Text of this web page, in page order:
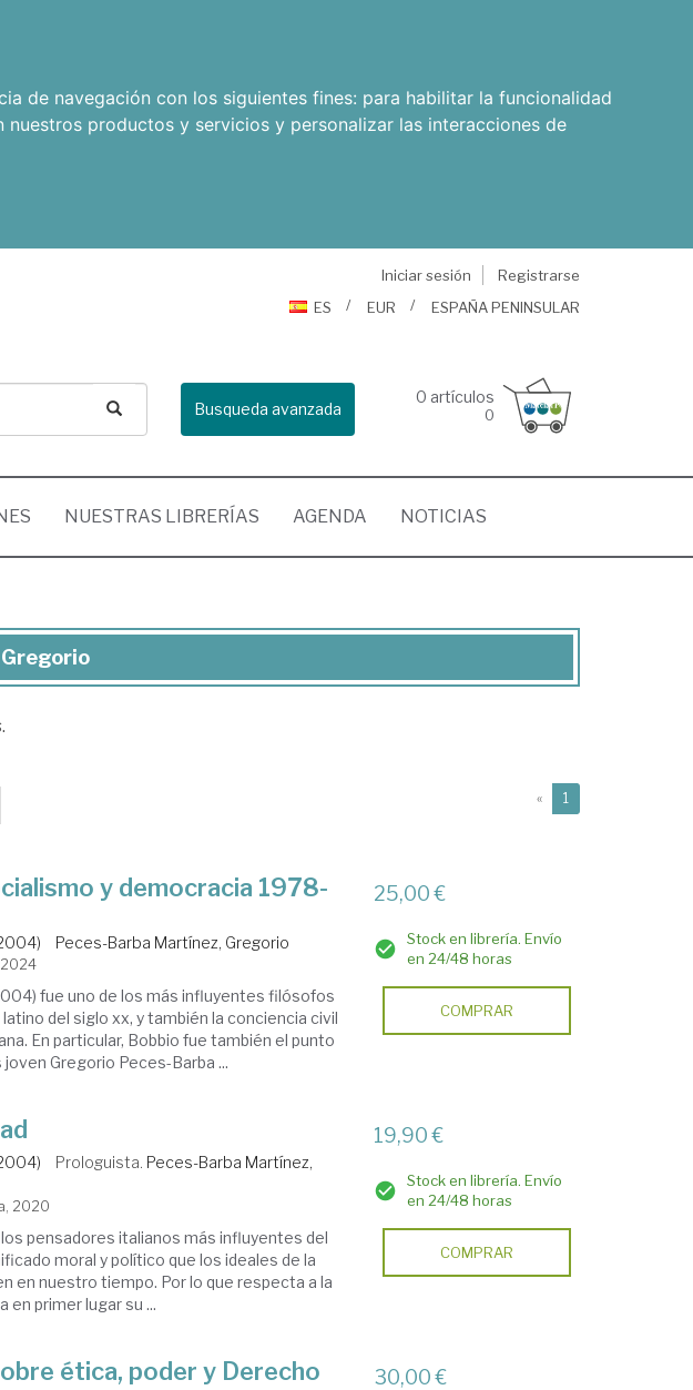
de navegación con los siguientes fines: para habilitar la funcionalidad
nuestros productos y servicios y personalizar las interacciones de
Iniciar sesión
Registrarse
ES
EUR ESPAÑA PENINSULAR
Busqueda avanzada
0 artículos
0
NUESTRAS LIBRERÍAS AGENDA NOTICIAS
« 1
y democracia 1978-
Peces-Barba Martínez, Gregorio
fue uno de los más influyentes filósofos
del siglo xx, y también la conciencia civil
En particular, Bobbio fue también el punto
Gregorio Peces-Barba ...
25,00 €
Stock en librería. Envío
en 24/48 horas
COMPRAR
Prologuista. Peces-Barba Martínez,
2020
pensadores italianos más influyentes del
moral y político que los ideales de la
en nuestro tiempo. Por lo que respecta a la
en primer lugar su ...
19,90 €
Stock en librería. Envío
en 24/48 horas
COMPRAR
ética, poder y Derecho 30,00 €